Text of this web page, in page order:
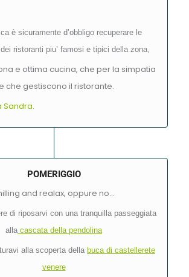
è sicuramente d’obbligo recuperare le
ristoranti piu’ famosi e tipici della zona,
e ottima cucina, che per la simpatia
che gestiscono il ristorante.
Sandra.
POMERIGGIO
and realax, oppure no…
di riposarvi con una tranquilla passeggiata
alla cascata della pendolina
alla scoperta della buca di castellerete
venere